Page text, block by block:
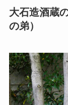
大石造酒蔵
の弟）